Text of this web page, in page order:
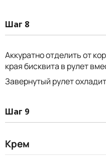
Шаг 8
Аккуратно отделить от
края бисквита в рулет
Завернутый рулет
Шаг 9
Крем